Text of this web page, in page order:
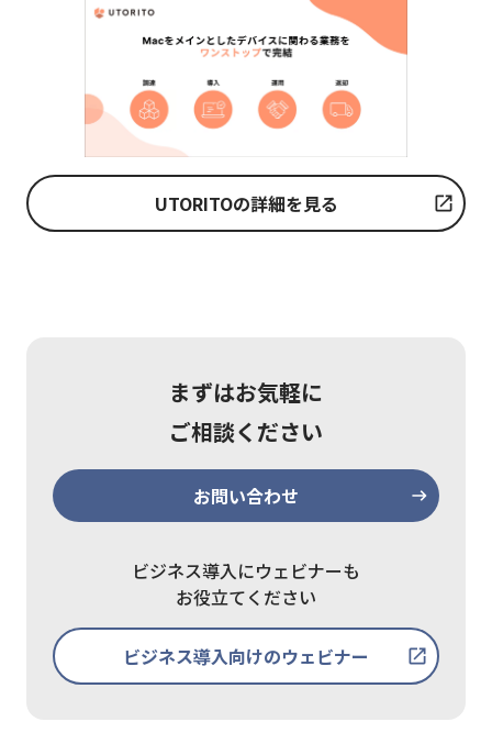
UTORITOの詳細を見る
まずはお気軽に
ご相談ください
お問い合わせ
ビジネス導入にウェビナーも
お役立てください
ビジネス導入向けのウェビナー